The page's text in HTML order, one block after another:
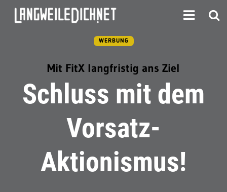
WERBUNG
Mit FitX langfristig ans Ziel
Schluss mit dem
Vorsatz-
Aktionismus!